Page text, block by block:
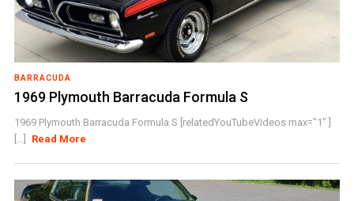
BARRACUDA
1969 Plymouth Barracuda Formula S
1969 Plymouth Barracuda Formula S [relatedYouTubeVideos max="1" ]
[...]
Read More